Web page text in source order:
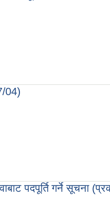
04)
पदपूर्ति गर्ने सूचना